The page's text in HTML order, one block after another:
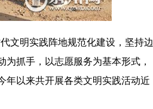
文明实践阵地规范化建设，坚持边
为抓手，以志愿服务为基本形式，
年以来共开展各类文明实践活动近